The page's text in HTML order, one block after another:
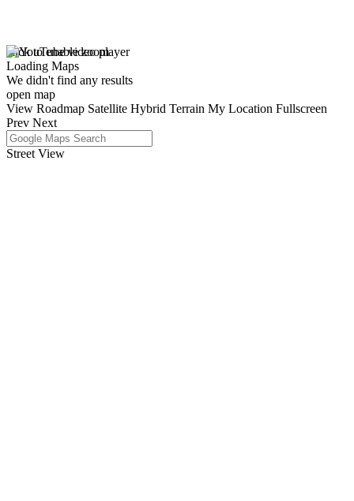
click to enable zoom
Loading Maps
We didn't find any results
open map
View Roadmap Satellite Hybrid Terrain My Location Fullscreen
Prev Next
Street View